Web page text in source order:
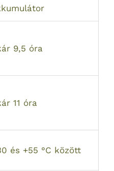
9,5 óra
11 óra
és +55 °C között